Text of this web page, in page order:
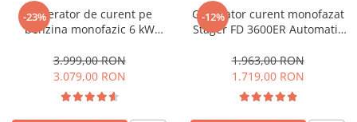
acumulator Detoolz FLEXI POWER
Drujbe/fierastraie electrice cu lant
Fierastraie circulare cu acumulator
Detoolz FLEXI POWER
-23%
Generator de curent pe
benzina monofazic 6 kW
3.999,00 RON
3.079,00 RON
-12%
Generator curent monofazat
Stager FD 3600ER Automatic
conector ATS, multistart
1.963,00 RON
1.719,00 RON